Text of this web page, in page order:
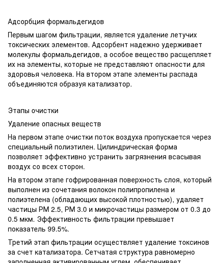
Адсорбция формальдегидов
Первым шагом фильтрации, является удаление летучих
токсических элементов. Адсорбент надежно удерживает
молекулы формальдегидов, а особое вещество расщепляет
их на элементы, которые не представляют опасности для
здоровья человека. На втором этапе элементы распада
объединяются образуя катализатор.
Этапы очистки
Удаление опасных веществ
На первом этапе очистки поток воздуха пропускается через
специальный полиэтилен. Цилиндрическая форма
позволяет эффективно устранить загрязнения всасывая
воздух со всех сторон.
На втором этапе гофрированная поверхность слоя, который
выполнен из сочетания волокон полипропилена и
полиэтелена (обладающих высокой плотностью), удаляет
частицы РМ 2.5, РМ 3.0 и микрочастицы размером от 0.3 до
0.5 мкм. Эффективность фильтрации превышает
показатель 99.5%.
Третий этап фильтрации осуществляет удаление токсинов
за счет катализатора. Сетчатая структура равномерно